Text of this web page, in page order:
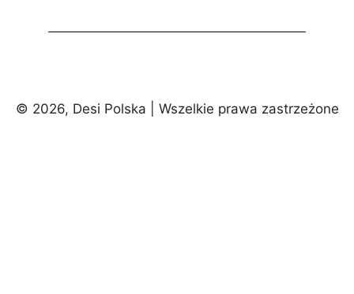
© 2026, Desi Polska | Wszelkie prawa zastrzeżone